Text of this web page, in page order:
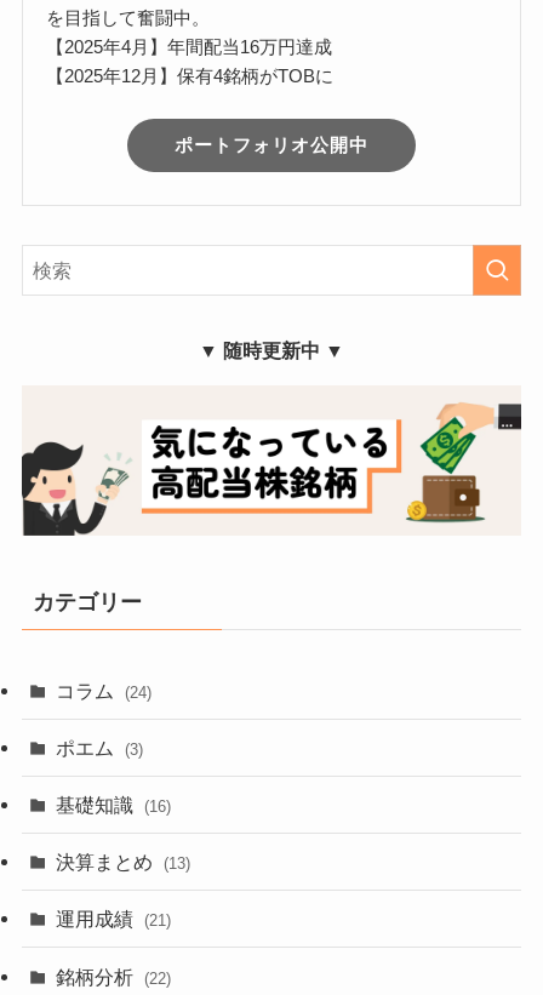
を目指して奮闘中。
【2025年4月】年間配当16万円達成
【2025年12月】保有4銘柄がTOBに
ポートフォリオ公開中
▼ 随時更新中 ▼
カテゴリー
コラム (24)
ポエム (3)
基礎知識 (16)
決算まとめ (13)
運用成績 (21)
銘柄分析 (22)